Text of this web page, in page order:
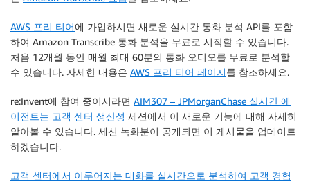
AWS 프리 티어에 가입하시면 새로운 실시간 통화 분석 API를 포함
하여 Amazon Transcribe 통화 분석을 무료로 시작할 수 있습니다.
처음 12개월 동안 매월 최대 60분의 통화 오디오를 무료로 분석할
수 있습니다. 자세한 내용은 AWS 프리 티어 페이지를 참조하세요.
re:Invent에 참여 중이시라면 AIM307 – JPMorganChase 실시간 에
이전트는 고객 센터 생산성 세션에서 이 새로운 기능에 대해 자세히
알아볼 수 있습니다. 세션 녹화분이 공개되면 이 게시물을 업데이트
하겠습니다.
고객 센터에서 이루어지는 대화를 실시간으로 분석하여 고객 경험